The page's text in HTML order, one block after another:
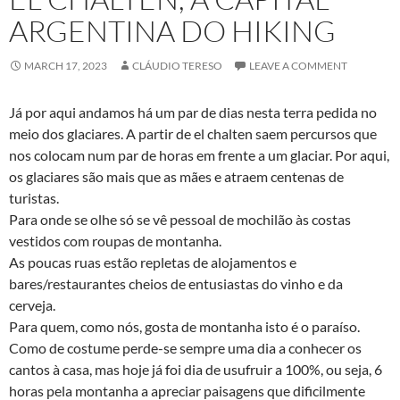
ARGENTINA DO HIKING
MARCH 17, 2023 CLÁUDIO TERESO LEAVE A COMMENT
Já por aqui andamos há um par de dias nesta terra pedida no
meio dos glaciares. A partir de el chalten saem percursos que
nos colocam num par de horas em frente a um glaciar. Por aqui,
os glaciares são mais que as mães e atraem centenas de
turistas.
Para onde se olhe só se vê pessoal de mochilão às costas
vestidos com roupas de montanha.
As poucas ruas estão repletas de alojamentos e
bares/restaurantes cheios de entusiastas do vinho e da
cerveja.
Para quem, como nós, gosta de montanha isto é o paraíso.
Como de costume perde-se sempre uma dia a conhecer os
cantos à casa, mas hoje já foi dia de usufruir a 100%, ou seja, 6
horas pela montanha a apreciar paisagens que dificilmente